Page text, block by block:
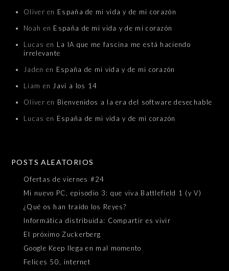
Oliver en España de mi vida y de mi corazón
Noah en España de mi vida y de mi corazón
Lucas en La IA que me fascina me está haciendo
irrelevante
Jaden en España de mi vida y de mi corazón
Liam en Javi a los 14
Oliver en Bienvenidos a la era del software desechable
Lucas en España de mi vida y de mi corazón
POSTS ALEATORIOS
Ofertas de viernes #24
Mi nuevo PC, episodio 3: que viva Battlefield 1 (y V)
¿Qué os han traído los Reyes?
Informática distribuida: Compartir es vivir
El próximo Zuckerberg
Google Keep llega en mal momento
Felices 50, internet